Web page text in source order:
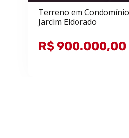
Terreno em Condomínio
Jardim Eldorado
R$ 900.000,00